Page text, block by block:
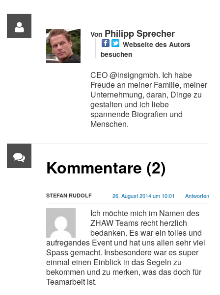
Von Philipp Sprecher
Webseite des Autors
besuchen
CEO @insigngmbh. Ich habe
Freude an meiner Familie, meiner
Unternehmung, daran, Dinge zu
gestalten und ich liebe
spannende Biografien und
Menschen.
Kommentare (2)
STEFAN RUDOLF Antworten
26. August 2014 um 10:01
Ich möchte mich im Namen des
ZHAW Teams recht herzlich
bedanken. Es war ein tolles und
aufregendes Event und hat uns allen sehr viel
Spass gemacht. Insbesondere war es super
einmal einen Einblick in das Segeln zu
bekommen und zu merken, was das doch für
Teamarbeit ist.